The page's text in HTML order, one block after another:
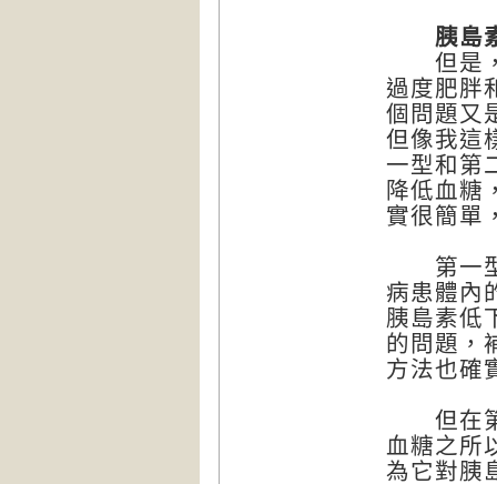
胰島素
但是，
過度肥胖
個問題又
但像我這
一型和第
降低血糖
實很簡單
第一型
病患體內
胰島素低
的問題，
方法也確
但在第
血糖之所
為它對胰